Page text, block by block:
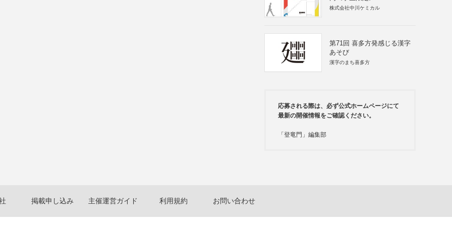
株式会社中川ケミカル
第71回 喜多方発感じる漢字
あそび
漢字のまち喜多方
応募される際は、必ず公式ホームページにて
最新の開催情報をご確認ください。
「登竜門」編集部
掲載申し込み 主催運営ガイド 利用規約 お問い合わせ